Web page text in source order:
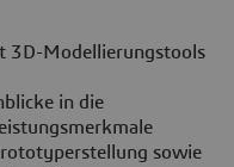
3D-Modellierungstools
in die
sowie